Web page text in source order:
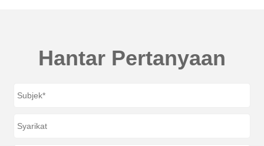
Hantar Pertanyaan